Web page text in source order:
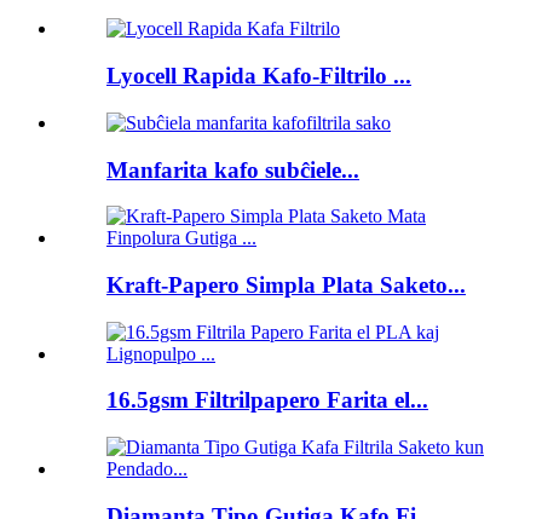
Lyocell Rapida Kafo-Filtrilo ...
Manfarita kafo subĉiele...
Kraft-Papero Simpla Plata Saketo...
16.5gsm Filtrilpapero Farita el...